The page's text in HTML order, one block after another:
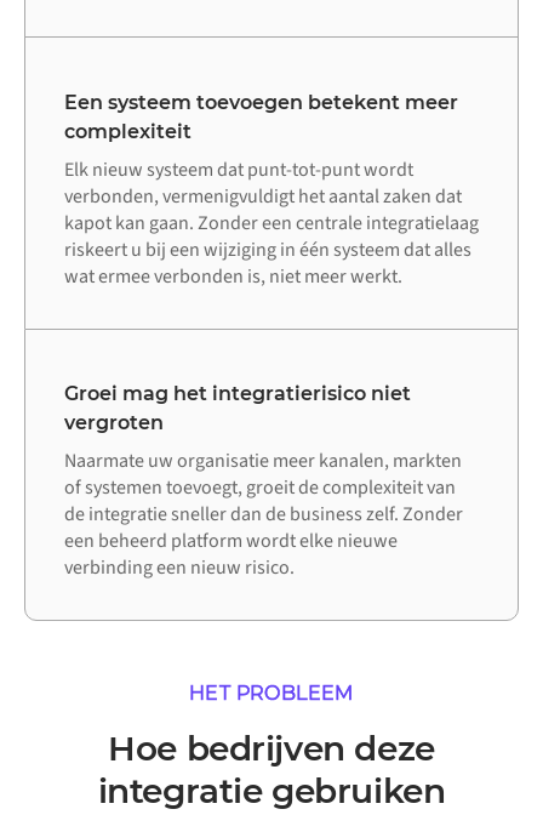
Een systeem toevoegen betekent meer
complexiteit
Elk nieuw systeem dat punt-tot-punt wordt
verbonden, vermenigvuldigt het aantal zaken dat
kapot kan gaan. Zonder een centrale integratielaag
riskeert u bij een wijziging in één systeem dat alles
wat ermee verbonden is, niet meer werkt.
Groei mag het integratierisico niet
vergroten
Naarmate uw organisatie meer kanalen, markten
of systemen toevoegt, groeit de complexiteit van
de integratie sneller dan de business zelf. Zonder
een beheerd platform wordt elke nieuwe
verbinding een nieuw risico.
HET PROBLEEM
Hoe bedrijven deze
integratie gebruiken